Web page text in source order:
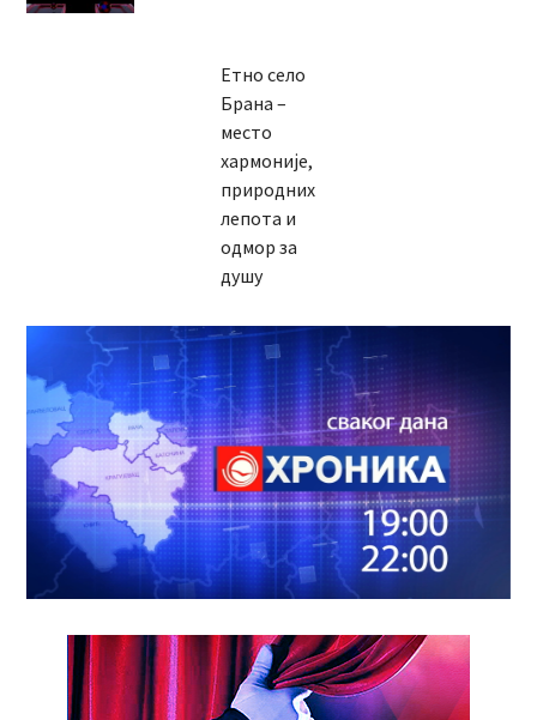
Етно село
Брана –
место
хармоније,
природних
лепота и
одмор за
душу